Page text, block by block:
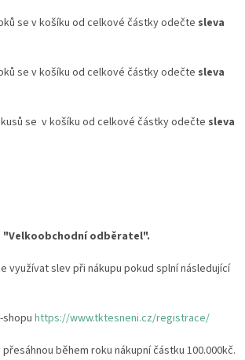
se v košíku od celkové částky odečte sleva
se v košíku od celkové částky odečte sleva
kusů se v košíku od celkové částky odečte sleva
"Velkoobchodní odběratel".
využívat slev při nákupu pokud splní následující
https://www.tktesneni.cz/registrace/
během roku nákupní částku 100.000kč.